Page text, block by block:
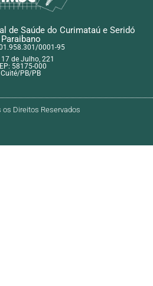
de Saúde do Curimataú e Seridó
Paraibano
0001-95
17 de Julho, 221
58175-000
Cuité/PB/PB
os Direitos Reservados